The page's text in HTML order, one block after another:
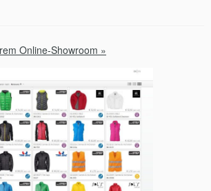
Online-Showroom »